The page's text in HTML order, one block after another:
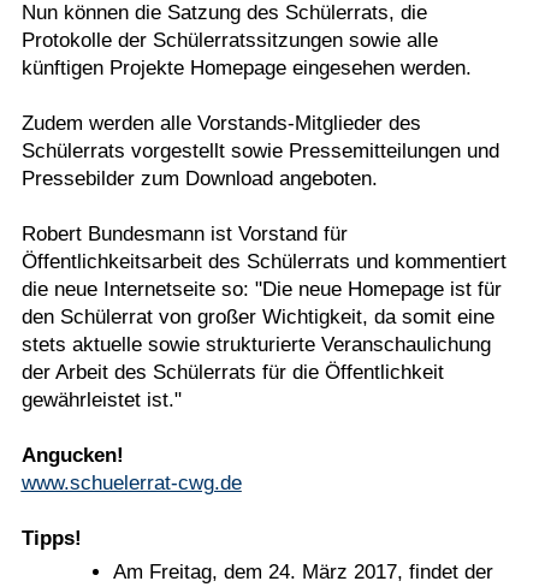
Nun können die Satzung des Schülerrats, die
Protokolle der Schülerratssitzungen sowie alle
künftigen Projekte Homepage eingesehen werden.
Zudem werden alle Vorstands-Mitglieder des
Schülerrats vorgestellt sowie Pressemitteilungen und
Pressebilder zum Download angeboten.
Robert Bundesmann ist Vorstand für
Öffentlichkeitsarbeit des Schülerrats und kommentiert
die neue Internetseite so: "Die neue Homepage ist für
den Schülerrat von großer Wichtigkeit, da somit eine
stets aktuelle sowie strukturierte Veranschaulichung
der Arbeit des Schülerrats für die Öffentlichkeit
gewährleistet ist."
Angucken!
www.schuelerrat-cwg.de
Tipps!
Am Freitag, dem 24. März 2017, findet der